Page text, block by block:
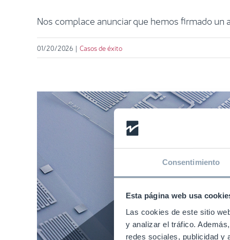
Consentimiento
Esta página web usa
Las cookies de este sitio
y analizar el tráfico.
redes sociales, publicidad y
Nos complace anunciar que hemos firmado un
01/20/2026 | Casos de éxito